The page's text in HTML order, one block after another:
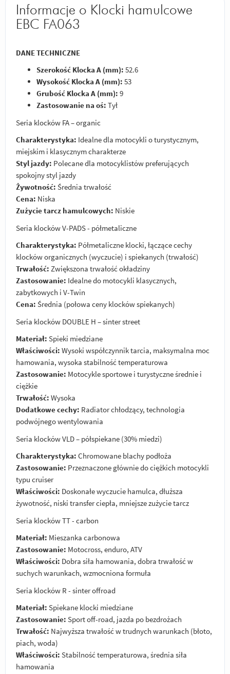
Informacje o Klocki hamulcowe
EBC FA063
DANE TECHNICZNE
Szerokość Klocka A (mm): 52.6
Wysokość Klocka A (mm): 53
Grubość Klocka A (mm): 9
Zastosowanie na oś: Tył
Seria klocków FA – organic
Charakterystyka: Idealne dla motocykli o turystycznym,
miejskim i klasycznym charakterze
Styl jazdy: Polecane dla motocyklistów preferujących
spokojny styl jazdy
Żywotność: Średnia trwałość
Cena: Niska
Zużycie tarcz hamulcowych: Niskie
Seria klocków V-PADS - półmetaliczne
Charakterystyka: Półmetaliczne klocki, łączące cechy
klocków organicznych (wyczucie) i spiekanych (trwałość)
Trwałość: Zwiększona trwałość okładziny
Zastosowanie: Idealne do motocykli klasycznych,
zabytkowych i V-Twin
Cena: Średnia (połowa ceny klocków spiekanych)
Seria klocków DOUBLE H – sinter street
Materiał: Spieki miedziane
Właściwości: Wysoki współczynnik tarcia, maksymalna moc
hamowania, wysoka stabilność temperaturowa
Zastosowanie: Motocykle sportowe i turystyczne średnie i
ciężkie
Trwałość: Wysoka
Dodatkowe cechy: Radiator chłodzący, technologia
podwójnego wentylowania
Seria klocków VLD – półspiekane (30% miedzi)
Charakterystyka: Chromowane blachy podłoża
Zastosowanie: Przeznaczone głównie do ciężkich motocykli
typu cruiser
Właściwości: Doskonałe wyczucie hamulca, dłuższa
żywotność, niski transfer ciepła, mniejsze zużycie tarcz
Seria klocków TT - carbon
Materiał: Mieszanka carbonowa
Zastosowanie: Motocross, enduro, ATV
Właściwości: Dobra siła hamowania, dobra trwałość w
suchych warunkach, wzmocniona formuła
Seria klocków R - sinter offroad
Materiał: Spiekane klocki miedziane
Zastosowanie: Sport off-road, jazda po bezdrożach
Trwałość: Najwyższa trwałość w trudnych warunkach (błoto,
piach, woda)
Właściwości: Stabilność temperaturowa, średnia siła
hamowania